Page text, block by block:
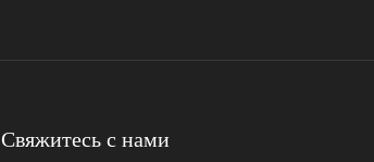
Свяжитесь с нами